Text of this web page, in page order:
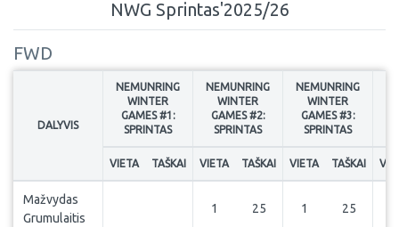
NWG Sprintas'2025/26
FWD
DALYVIS
NEMUNRING
WINTER
GAMES #1:
SPRINTAS
NEMUNRING
WINTER
GAMES #2:
SPRINTAS
NEMUNRING
WINTER
GAMES #3:
SPRINTAS
VIETA TAŠKAI VIETA TAŠKAI VIETA TAŠKAI
Mažvydas
Grumulaitis
1 25 1 25